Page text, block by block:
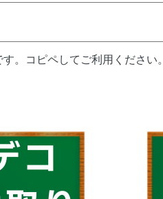
。コピペしてご利用ください。